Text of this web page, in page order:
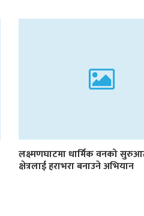
लक्ष्मणघाटमा धार्मिक वनको
क्षेत्रलाई हराभरा बनाउने अभियान